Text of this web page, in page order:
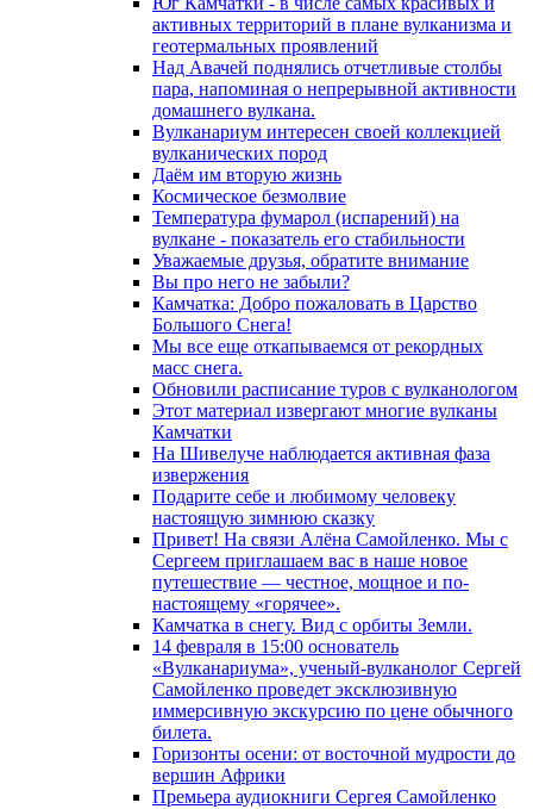
активных территорий в плане вулканизма и
геотермальных проявлений
Над Авачей поднялись отчетливые столбы
пара, напоминая о непрерывной активности
домашнего вулкана.
Вулканариум интересен своей коллекцией
вулканических пород
Даём им вторую жизнь
Космическое безмолвие
Температура фумарол (испарений) на
вулкане - показатель его стабильности
Уважаемые друзья, обратите внимание
Вы про него не забыли?
Камчатка: Добро пожаловать в Царство
Большого Снега!
Мы все еще откапываемся от рекордных
масс снега.
Обновили расписание туров с вулканологом
Этот материал извергают многие вулканы
Камчатки
На Шивелуче наблюдается активная фаза
извержения
Подарите себе и любимому человеку
настоящую зимнюю сказку
Привет! На связи Алёна Самойленко. Мы с
Сергеем приглашаем вас в наше новое
путешествие — честное, мощное и по-
настоящему «горячее».
Камчатка в снегу. Вид с орбиты Земли.
14 февраля в 15:00 основатель
«Вулканариума», ученый-вулканолог Сергей
Самойленко проведет эксклюзивную
иммерсивную экскурсию по цене обычного
билета.
Горизонты осени: от восточной мудрости до
вершин Африки
Премьера аудиокниги Сергея Самойленко